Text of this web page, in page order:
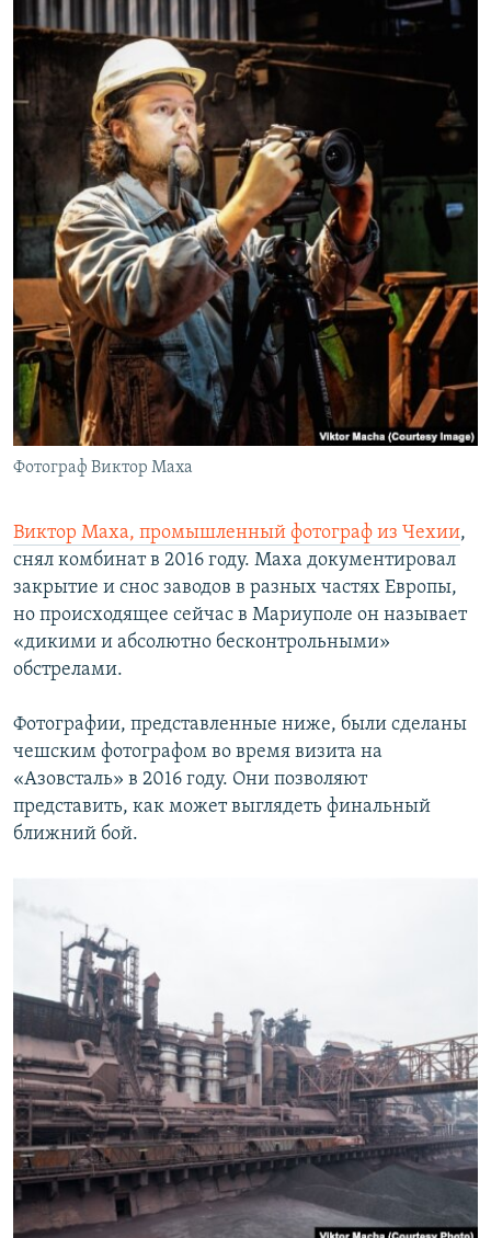
Фотограф Виктор Маха
Виктор Маха, промышленный фотограф из Чехии,
снял комбинат в 2016 году. Маха документировал
закрытие и снос заводов в разных частях Европы,
но происходящее сейчас в Мариуполе он называет
«дикими и абсолютно бесконтрольными»
обстрелами.
Фотографии, представленные ниже, были сделаны
чешским фотографом во время визита на
«Азовсталь» в 2016 году. Они позволяют
представить, как может выглядеть финальный
ближний бой.